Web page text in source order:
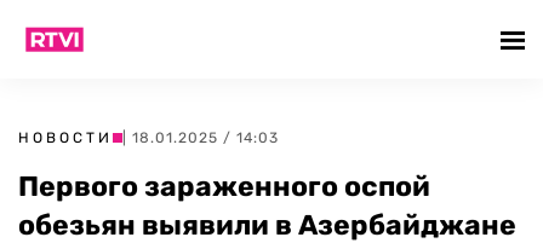
НОВОСТИ | 18.01.2025 / 14:03
Первого зараженного оспой
обезьян выявили в Азербайджане